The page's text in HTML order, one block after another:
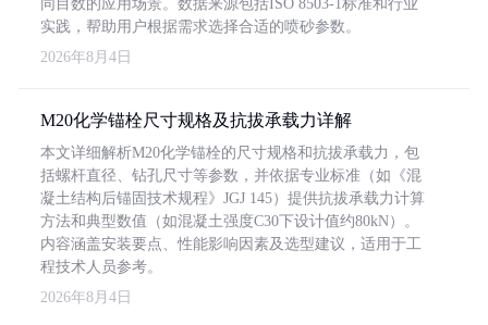
同目数的应用场景。数据来源包括ISO 8503-1标准和行业
实践，帮助用户根据需求选择合适的喷砂参数。
2026年8月4日
M20化学锚栓尺寸规格及抗拔承载力详解
本文详细解析M20化学锚栓的尺寸规格和抗拔承载力，包
括螺杆直径、钻孔尺寸等参数，并依据专业标准（如《混
凝土结构后锚固技术规程》JGJ 145）提供抗拔承载力计算
方法和典型数值（如混凝土强度C30下设计值约80kN）。
内容涵盖安装要点、性能影响因素及选型建议，适用于工
程技术人员参考。
2026年8月4日